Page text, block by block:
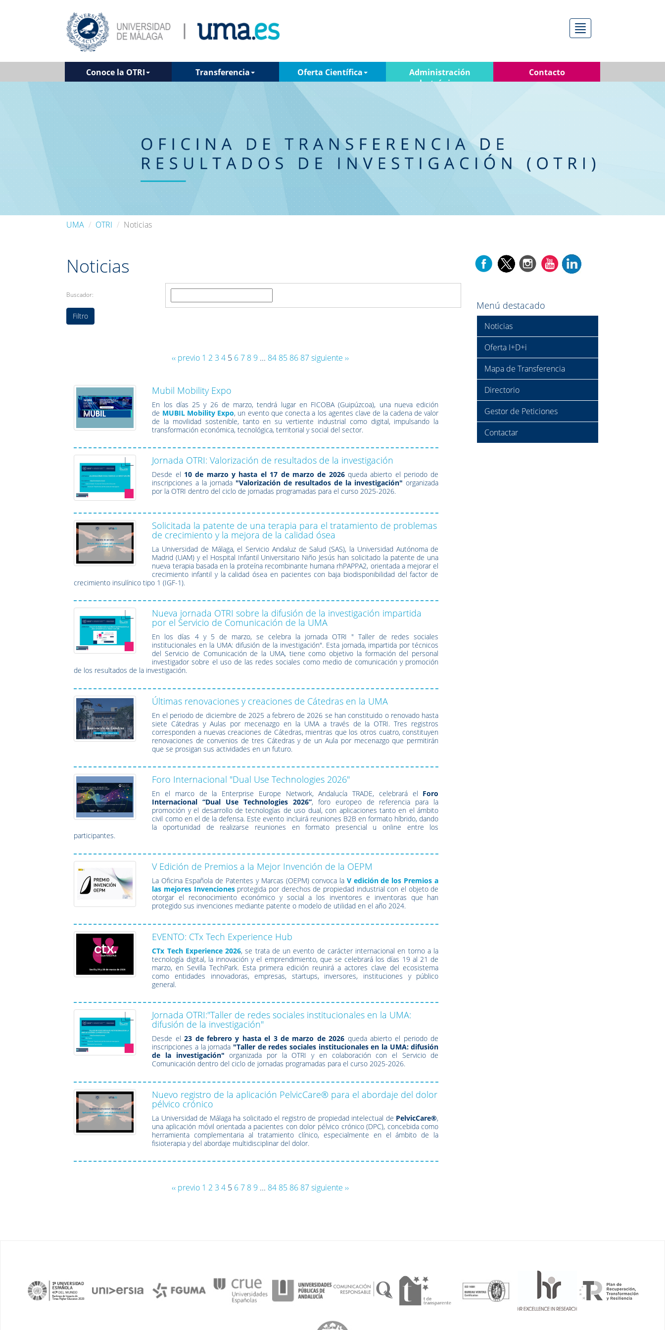
Menú
Conoce la OTRI Transferencia Oferta Científica
Administración
electrónica
Contacto
UMA OTRI Noticias
Noticias
Buscador:
‹‹ previo 1 2 3 4 5 67 8 9 ... 84 85 86 87siguiente ››
Mubil Mobility Expo
En los días 25 y 26 de marzo, tendrá lugar en FICOBA (Guipúzcoa), una nueva edición
de MUBIL Mobility Expo, un evento que conecta a los agentes clave de la cadena de valor
de la movilidad sostenible, tanto en su vertiente industrial como digital, impulsando la
transformación económica, tecnológica, territorial y social del sector.
Jornada OTRI: Valorización de resultados de la investigación
Desde el 10 de marzo y hasta el 17 de marzo de 2026queda abierto el periodo de
inscripciones a la jornada "Valorización de resultados de la investigación" organizada
por la OTRI dentro del ciclo de jornadas programadas para el curso 2025-2026.
Solicitada la patente de una terapia para el tratamiento de problemas
de crecimiento y la mejora de la calidad ósea
La Universidad de Málaga, el Servicio Andaluz de Salud (SAS), la Universidad Autónoma de
Madrid (UAM) y el Hospital Infantil Universitario Niño Jesús han solicitado la patente de una
nueva terapia basada en la proteína recombinante humana rhPAPPA2, orientada a mejorar el
crecimiento infantil y la calidad ósea en pacientes con baja biodisponibilidad del factor de
crecimiento insulínico tipo 1 (IGF-1).
Nueva jornada OTRI sobre la difusión de la investigación impartida
por el Servicio de Comunicación de la UMA
En los días 4 y 5 de marzo, se celebra la jornada OTRI " Taller de redes sociales
institucionales en la UMA: difusión de la investigación". Esta jornada, impartida por técnicos
del Servicio de Comunicación de la UMA, tiene como objetivo la formación del personal
investigador sobre el uso de las redes sociales como medio de comunicación y promoción
de los resultados de la investigación.
Últimas renovaciones y creaciones de Cátedras en la UMA
En el periodo de diciembre de 2025 a febrero de 2026 se han constituido o renovado hasta
siete Cátedras y Aulas por mecenazgo en la UMA a través de la OTRI. Tres registros
corresponden a nuevas creaciones de Cátedras, mientras que los otros cuatro, constituyen
renovaciones de convenios de tres Cátedras y de un Aula por mecenazgo que permitirán
que se prosigan sus actividades en un futuro.
Foro Internacional "Dual Use Technologies 2026"
En el marco de la Enterprise Europe Network, Andalucía TRADE, celebrará el Foro
Internacional “Dual Use Technologies 2026”, foro europeo de referencia para la
promoción y el desarrollo de tecnologías de uso dual, con aplicaciones tanto en el ámbito
civil como en el de la defensa. Este evento incluirá reuniones B2B en formato híbrido, dando
la oportunidad de realizarse reuniones en formato presencial u online entre los
participantes.
V Edición de Premios a la Mejor Invención de la OEPM
La Oficina Española de Patentes y Marcas (OEPM) convoca la V edición de los Premios a
las mejores Invencionesprotegida por derechos de propiedad industrial con el objeto de
otorgar el reconocimiento económico y social a los inventores e inventoras que han
protegido sus invenciones mediante patente o modelo de utilidad en el año 2024.
EVENTO: CTx Tech Experience Hub
CTx Tech Experience 2026, se trata de un evento de carácter internacional en torno a la
tecnología digital, la innovación y el emprendimiento, que se celebrará los días 19 al 21 de
marzo, en Sevilla TechPark. Esta primera edición reunirá a actores clave del ecosistema
como entidades innovadoras, empresas, startups, inversores, instituciones y público
general.
Jornada OTRI:"Taller de redes sociales institucionales en la UMA:
difusión de la investigación"
Desde el23 de febrero y hasta el 3 de marzo de 2026 queda abierto el periodo de
inscripciones a la jornada "Taller de redes sociales institucionales en la UMA: difusión
de la investigación" organizada por la OTRI y en colaboración con el Servicio de
Comunicación dentro del ciclo de jornadas programadas para el curso 2025-2026.
Nuevo registro de la aplicación PelvicCare® para el abordaje del dolor
pélvico crónico
La Universidad de Málaga ha solicitado el registro de propiedad intelectual de PelvicCare®,
una aplicación móvil orientada a pacientes con dolor pélvico crónico (DPC), concebida como
herramienta complementaria al tratamiento clínico, especialmente en el ámbito de la
fisioterapia y del abordaje multidisciplinar del dolor.
‹‹ previo 1 2 3 4 5 67 8 9 ... 84 85 86 87siguiente ››
Menú destacado
Noticias
Oferta I+D+i
Mapa de Transferencia
Directorio
Gestor de Peticiones
Contactar